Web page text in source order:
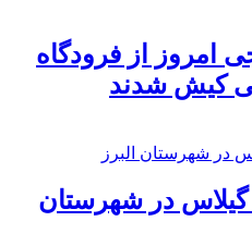
امروز از فرودگاه
کیش شدند
گیلاس در شهرستان